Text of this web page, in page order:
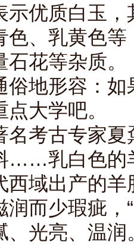
示优质白玉
色、乳黄色等
石花等杂质。
俗地形容：
点大学吧。
名考古专家夏
……乳白色的
西域出产的羊
润而少瑕疵，
、光亮、温